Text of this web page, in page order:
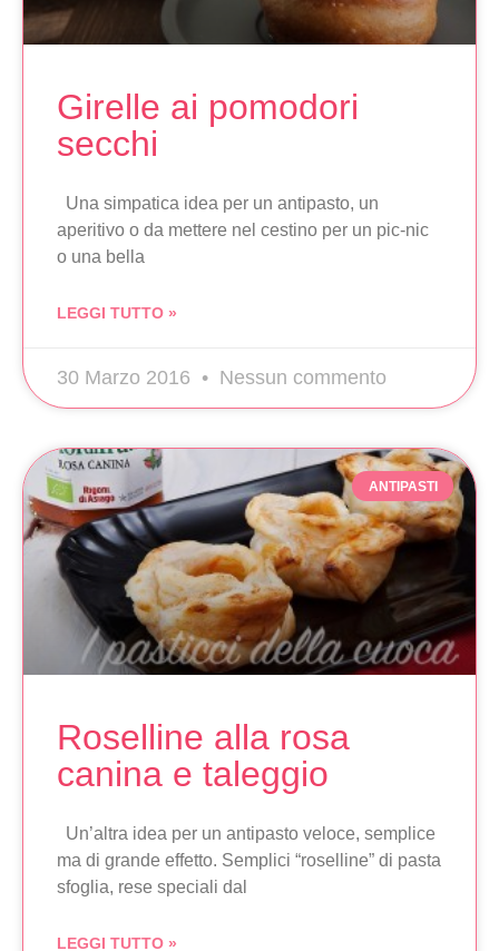
Girelle ai pomodori
secchi
Una simpatica idea per un antipasto, un
aperitivo o da mettere nel cestino per un pic-nic
o una bella
LEGGI TUTTO »
30 Marzo 2016 Nessun commento
ANTIPASTI
Roselline alla rosa
canina e taleggio
Un’altra idea per un antipasto veloce, semplice
ma di grande effetto. Semplici “roselline” di pasta
sfoglia, rese speciali dal
LEGGI TUTTO »